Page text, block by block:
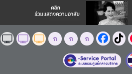
ก ก ก